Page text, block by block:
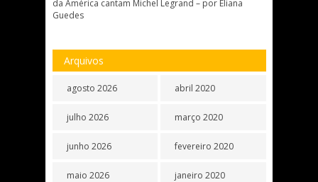
da América cantam Michel Legrand – por Eliana
Guedes
Arquivos
agosto 2026
julho 2026
junho 2026
maio 2026
abril 2020
março 2020
fevereiro 2020
janeiro 2020